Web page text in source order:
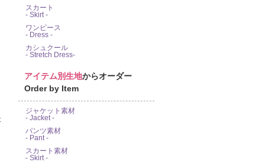
スカート
- Skirt -
ワンピース
- Dress -
カシュクール
- Stretch Dress-
アイテム別生地からオーダー
Order by Item
ジャケット素材
- Jacket -
パンツ素材
- Pant -
スカート素材
- Skirt -